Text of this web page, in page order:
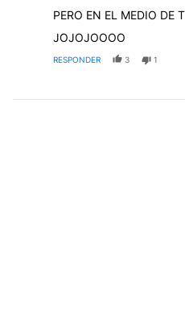
PERO EN EL MEDIO DE
JOJOJOOOO
RESPONDER 3 1